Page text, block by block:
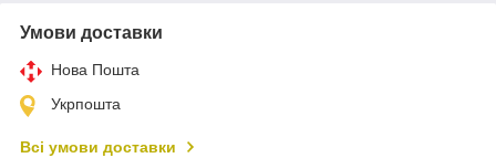
Умови доставки
Нова Пошта
Укрпошта
Всі умови доставки